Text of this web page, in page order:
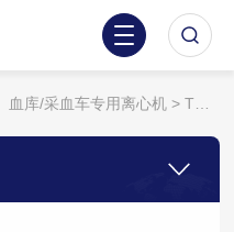
血库/采血车专用离心机 > TD-550血库专用离心机